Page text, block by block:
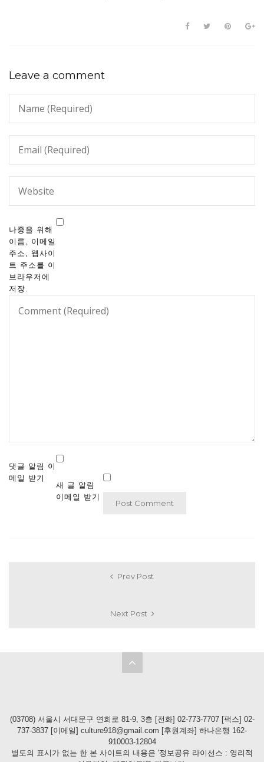
Leave a comment
나중을 위해
이름, 이메일
주소, 웹사이
트 주소를 이
브라우저에
저장.
댓글 알림 이
메일 받기
새 글 알림
이메일 받기
Prev Post
Next Post
(03708) 서울시 서대문구 연희로 81-9, 3층 [전화] 02-773-7707 [팩스] 02-
737-3837 [이메일] culture918@gmail.com [후원계좌] 하나은행 162-
910003-12804
별도의 표시가 없는 한 본 사이트의 내용은 '정보공유 라이선스 : 영리적